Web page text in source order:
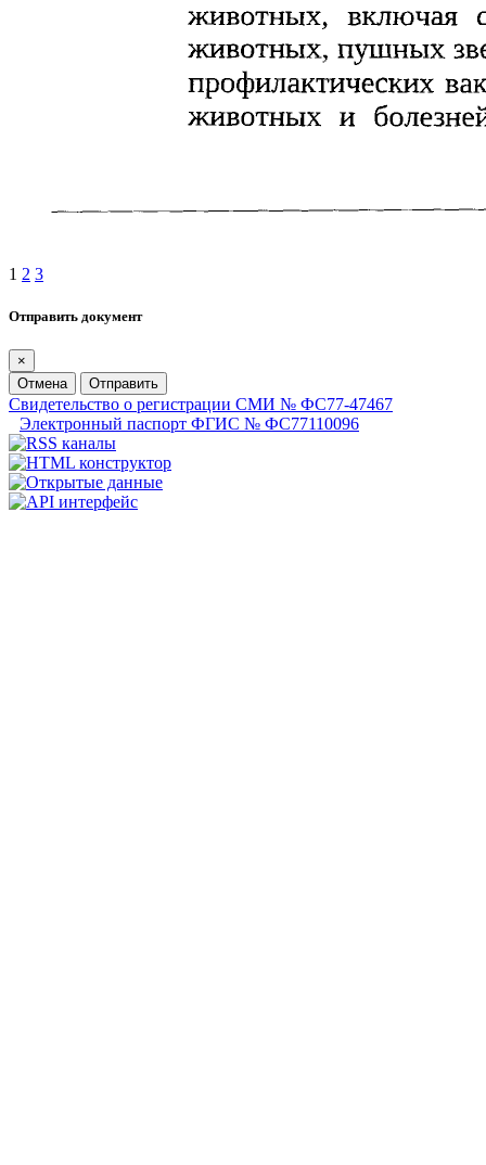
1 2 3
Отправить документ
×
Отмена
Отправить
Свидетельство о регистрации СМИ № ФС77-47467
Электронный паспорт ФГИС № ФС77110096